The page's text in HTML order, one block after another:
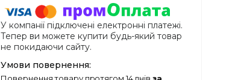
У компанії підключені електронні платежі.
Тепер ви можете купити будь-який товар
не покидаючи сайту.